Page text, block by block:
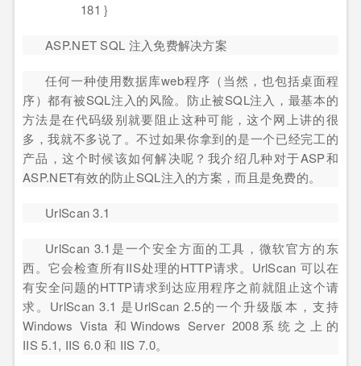
181 }
ASP.NET SQL 注入免费解决方案
任何一种使用数据库web程序（当然，也包括桌面程
序）都有被SQL注入的风险。防止被SQL注入，最基本的
方法是在代码级别就要阻止这种可能，这个网上讲的很
多，我就不多说了。不过如果你拿到的是一个已经完工的
产品，这个时候该如何解决呢？我介绍几种对于ASP和
ASP.NET有效的防止SQL注入的方案，而且是免费的。
UrlScan 3.1
UrlScan 3.1是一个安全方面的工具，微软官方的东
西。它会检查所有IIS处理的HTTP请求。UrlScan 可以在
有安全问题的HTTP请求到达应用程序之前就阻止这个请
求。UrlScan 3.1 是UrlScan 2.5的一个升级版本，支持
Windows Vista 和Windows Server 2008系统之上的
IIS 5.1, IIS 6.0 和 IIS 7.0。